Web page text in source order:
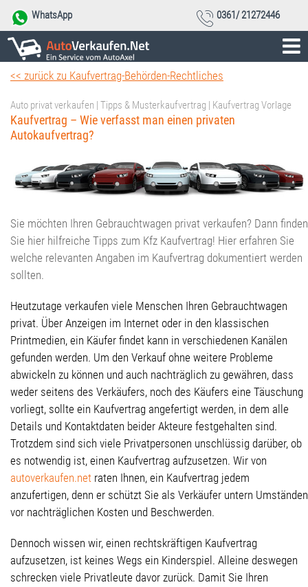
WhatsApp 0361/ 21272446
<< zurück zu Kaufvertrag-Behörden-Rechtliches
Auto privat verkaufen | Tipps & Musterkaufvertrag | Kaufvertrag Vorlage
Kaufvertrag – Wie verfasst man einen privaten
Autokaufvertrag?
Sie möchten Ihren Gebrauchtwagen privat verkaufen? Dann finden
Sie hier hilfreiche Tipps zum Kfz Kaufvertrag! Hier erfahren Sie
welche relevanten Angaben im Kaufvertrag dokumentiert werden
sollten.
Heutzutage verkaufen viele Menschen Ihren Gebrauchtwagen
privat. Über Anzeigen im Internet oder in den klassischen
Printmedien, ein Käufer findet kann in verschiedenen Kanälen
gefunden werden. Um den Verkauf ohne weitere Probleme
abwickeln zu können und auch nachträglich zu gewähren, dass
weder seitens des Verkäufers, noch des Käufers eine Täuschung
vorliegt, sollte ein Kaufvertrag angefertigt werden, in dem alle
Details und Kontaktdaten beider Akteure festgehalten sind.
Trotzdem sind sich viele Privatpersonen unschlüssig darüber, ob
es notwendig ist, einen Kaufvertrag aufzusetzen. Wir von
autoverkaufen.net raten Ihnen, ein Kaufvertrag jedem
anzufertigen, denn er schützt Sie als Verkäufer untern Umständen
vor nachträglichen Kosten und Beschwerden.
Dennoch wissen wir, einen rechtskräftigen Kaufvertrag
aufzusetzen, ist keines Wegs ein Kinderspiel. Alleine deswegen
schrecken viele Privatleute davor zurück. Damit Sie Ihren